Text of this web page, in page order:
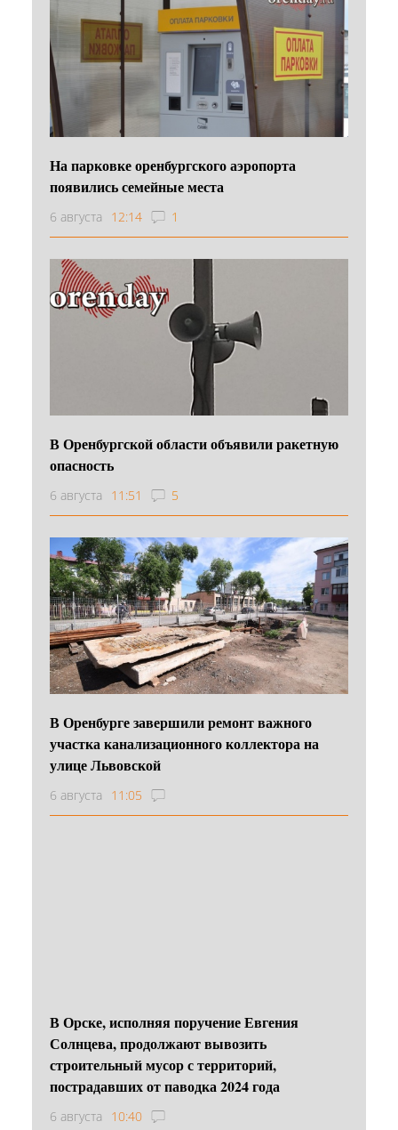
На парковке оренбургского аэропорта
появились семейные места
6 августа 12:14 1
В Оренбургской области объявили ракетную
опасность
6 августа 11:51 5
В Оренбурге завершили ремонт важного
участка канализационного коллектора на
улице Львовской
6 августа 11:05
В Орске, исполняя поручение Евгения
Солнцева, продолжают вывозить
строительный мусор с территорий,
пострадавших от паводка 2024 года
6 августа 10:40